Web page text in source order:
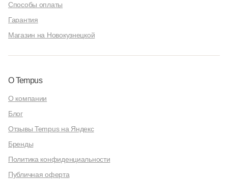
Способы оплаты
Гарантия
Магазин на Новокузнецкой
О Tempus
О компании
Блог
Отзывы Tempus на Яндекс
Бренды
Политика конфиденциальности
Публичная оферта